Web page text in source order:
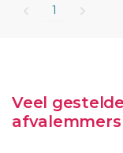
1
Veel
afvalemmers